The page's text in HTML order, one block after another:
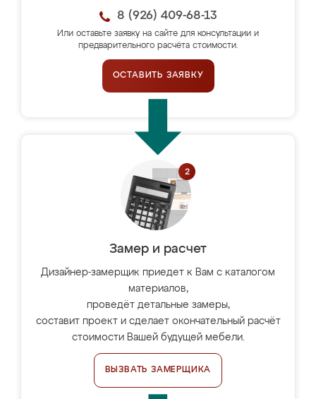
8 (926) 409-68-13
Или оставьте заявку на сайте для консультации и
предварительного расчёта стоимости.
ОСТАВИТЬ ЗАЯВКУ
Замер и расчет
Дизайнер-замерщик приедет к Вам с каталогом
материалов,
проведёт детальные замеры,
составит проект и сделает окончательный расчёт
стоимости Вашей будущей мебели.
ВЫЗВАТЬ ЗАМЕРЩИКА